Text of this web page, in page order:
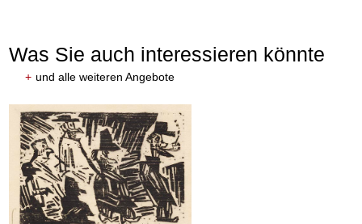
Was Sie auch interessieren könnte
+ und alle weiteren Angebote